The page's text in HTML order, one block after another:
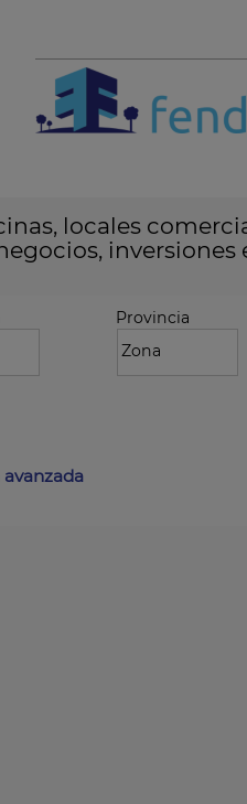
locales
inversiones
Provincia